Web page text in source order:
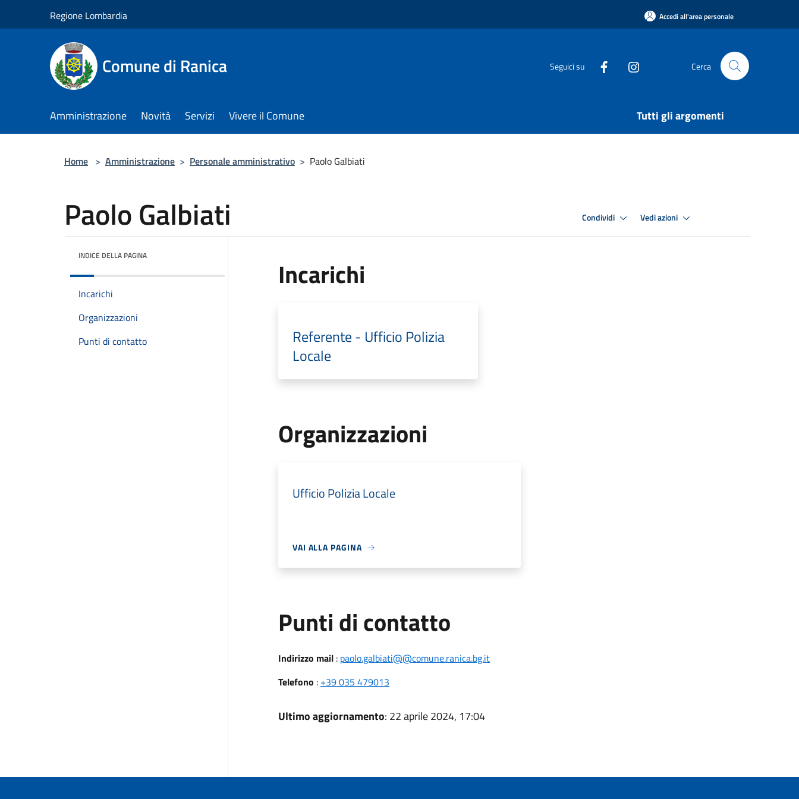
Regione Lombardia Accedi all'area personale
Comune di Ranica Seguici su Cerca
Amministrazione Novità Servizi Vivere il Comune Tutti gli argomenti
Home > Amministrazione > Personale amministrativo > Paolo Galbiati
Paolo Galbiati Condividi Vedi azioni
INDICE DELLA PAGINA
Incarichi
Organizzazioni
Punti di contatto
Incarichi
Referente - Ufficio Polizia
Locale
Organizzazioni
Ufficio Polizia Locale
VAI ALLA PAGINA
Punti di contatto
Indirizzo mail: paolo.galbiati@@comune.ranica.bg.it
Telefono : +39 035 479013
Ultimo aggiornamento: 22 aprile 2024, 17:04